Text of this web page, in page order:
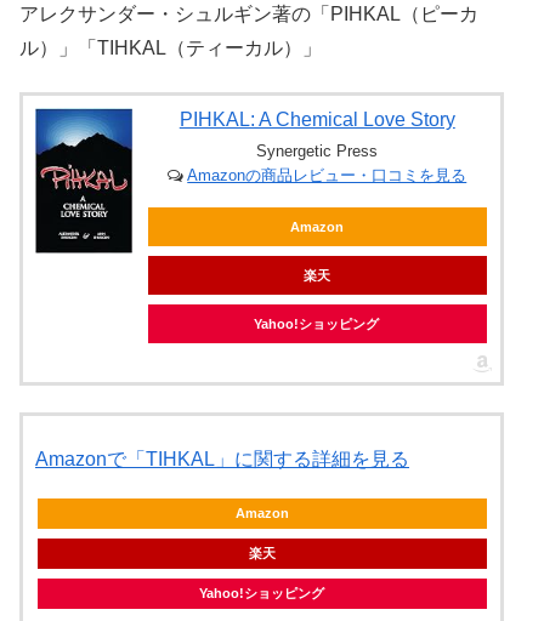
アレクサンダー・シュルギン著の「PIHKAL（ピーカ
ル）」「TIHKAL（ティーカル）」
PIHKAL: A Chemical Love Story
Synergetic Press
Amazonの商品レビュー・口コミを見る
Amazon
楽天
Yahoo!ショッピング
Amazonで「TIHKAL」に関する詳細を見る
Amazon
楽天
Yahoo!ショッピング